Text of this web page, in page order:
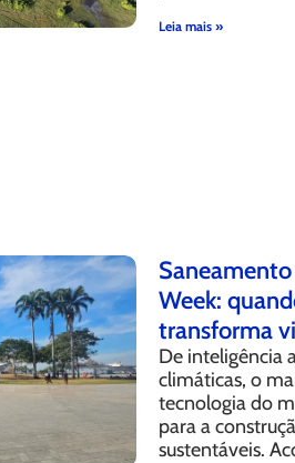
Leia mais »
Week:
transforma
De inteligência
climáticas, o
tecnologia do
para a
sustentáveis.